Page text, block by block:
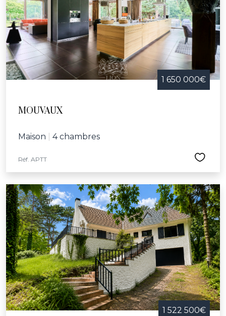
1 650 000€
MOUVAUX
Maison 4 chambres
Réf. APTT
1 522 500€